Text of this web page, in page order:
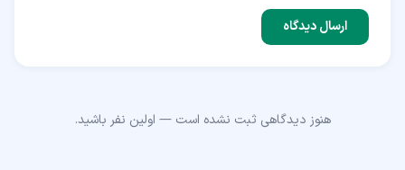
ارسال دیدگاه
هنوز دیدگاهی ثبت نشده است — اولین نفر باشید.